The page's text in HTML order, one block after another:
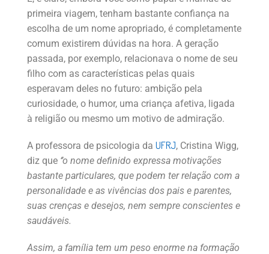
primeira viagem, tenham bastante confiança na
escolha de um nome apropriado, é completamente
comum existirem dúvidas na hora. A geração
passada, por exemplo, relacionava o nome de seu
filho com as características pelas quais
esperavam deles no futuro: ambição pela
curiosidade, o humor, uma criança afetiva, ligada
à religião ou mesmo um motivo de admiração.
A professora de psicologia da UFRJ, Cristina Wigg,
diz que ‘’o nome definido expressa motivações
bastante particulares, que podem ter relação com a
personalidade e as vivências dos pais e parentes,
suas crenças e desejos, nem sempre conscientes e
saudáveis.
Assim, a família tem um peso enorme na formação